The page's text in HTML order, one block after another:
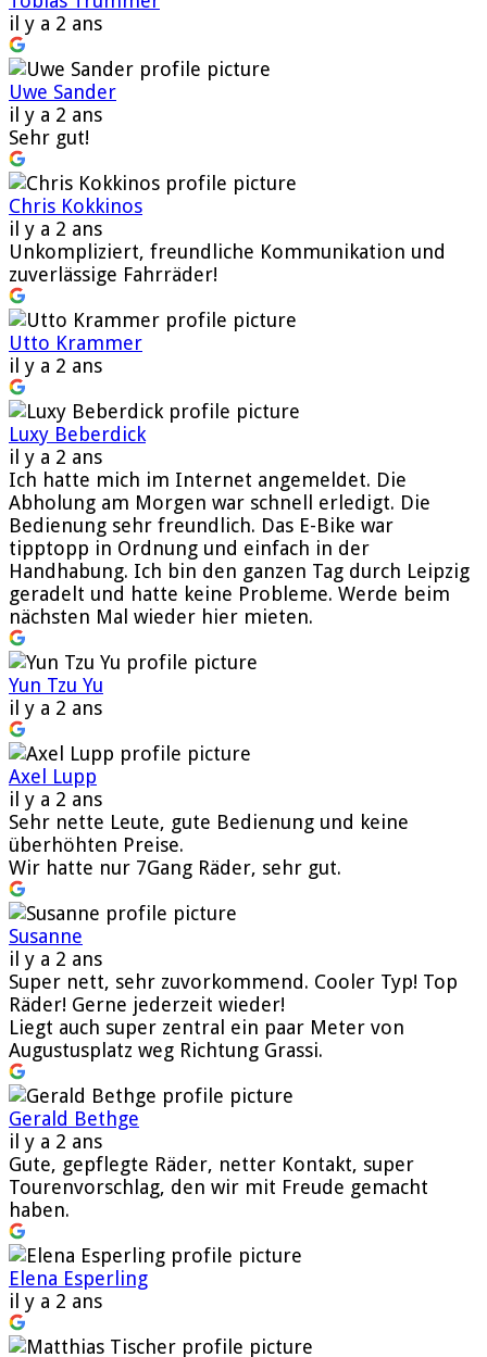
il y a 2 ans
Uwe Sander
il y a 2 ans
Sehr gut!
Chris Kokkinos
il y a 2 ans
Unkompliziert, freundliche Kommunikation und
zuverlässige Fahrräder!
Utto Krammer
il y a 2 ans
Luxy Beberdick
il y a 2 ans
Ich hatte mich im Internet angemeldet. Die
Abholung am Morgen war schnell erledigt. Die
Bedienung sehr freundlich. Das E-Bike war
tipptopp in Ordnung und einfach in der
Handhabung. Ich bin den ganzen Tag durch Leipzig
geradelt und hatte keine Probleme. Werde beim
nächsten Mal wieder hier mieten.
Yun Tzu Yu
il y a 2 ans
Axel Lupp
il y a 2 ans
Sehr nette Leute, gute Bedienung und keine
überhöhten Preise.
Wir hatte nur 7Gang Räder, sehr gut.
Susanne
il y a 2 ans
Super nett, sehr zuvorkommend. Cooler Typ! Top
Räder! Gerne jederzeit wieder!
Liegt auch super zentral ein paar Meter von
Augustusplatz weg Richtung Grassi.
Gerald Bethge
il y a 2 ans
Gute, gepflegte Räder, netter Kontakt, super
Tourenvorschlag, den wir mit Freude gemacht
haben.
Elena Esperling
il y a 2 ans